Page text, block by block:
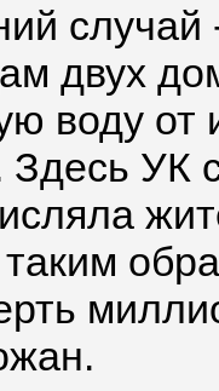
двух
воду
Здесь УК